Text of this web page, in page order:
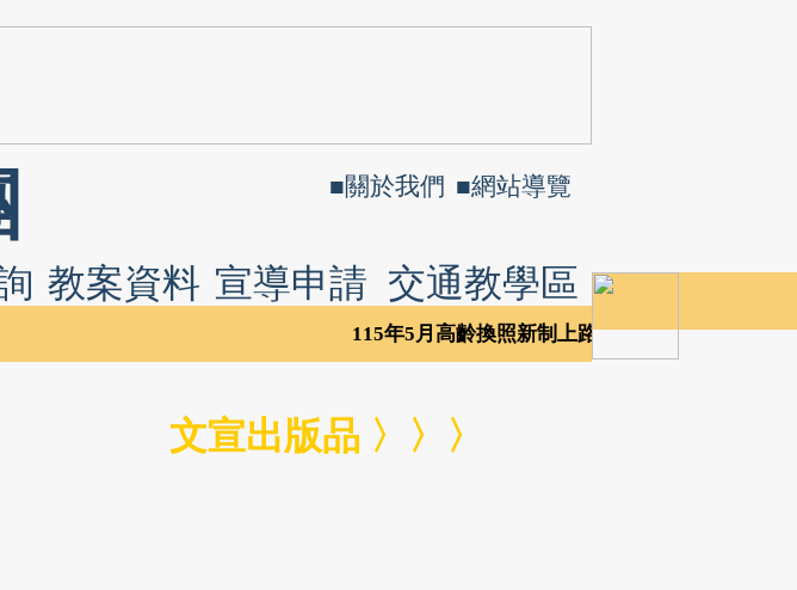
■關於我們 ■網站導覽
教案資料 宣導申請 交通教學區
115年5月高齡換照新制上路，請上交通部公路局
文宣出版品 〉〉〉